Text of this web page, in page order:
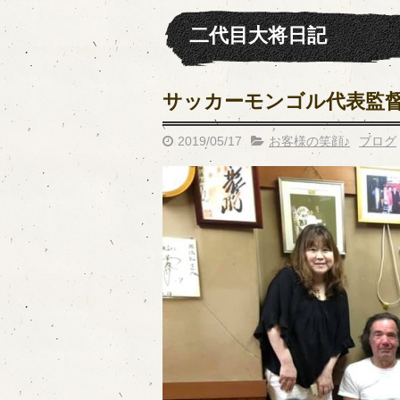
二代目大将日記
サッカーモンゴル代表監
2019/05/17 お客様の笑顔♪ ブログ